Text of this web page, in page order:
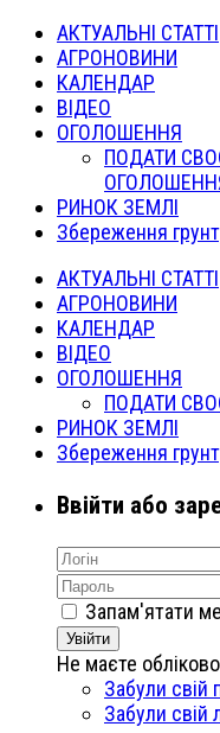
АКТУАЛЬНІ СТАТТІ
АГРОНОВИНИ
КАЛЕНДАР
ВІДЕО
ОГОЛОШЕННЯ
ПОДАТИ
РИНОК ЗЕМЛІ
Збереження
АКТУАЛЬНІ СТАТТІ
АГРОНОВИНИ
КАЛЕНДАР
ВІДЕО
ОГОЛОШЕННЯ
ПОДАТИ
РИНОК ЗЕМЛІ
Збереження
Ввійти або
Запам'ятати
Увійти
Не маєте
Забули свій
Забули свій